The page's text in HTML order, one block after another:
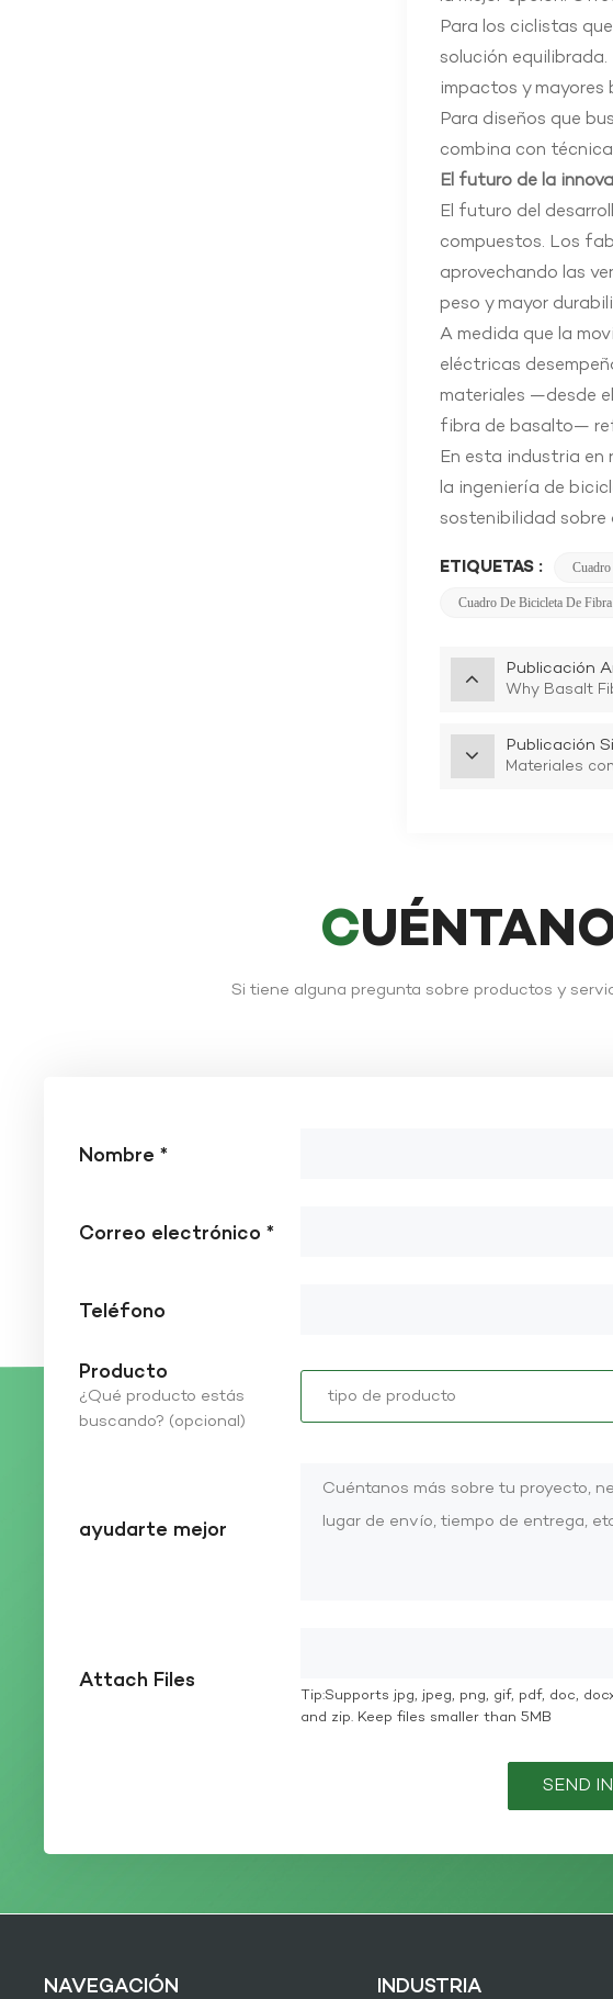
Para los ciclistas
solución
impactos y
Para diseños que
combina con
El futuro de la
El futuro del
compuestos. Los
aprovechando las
peso y mayor
A medida que la
eléctricas
materiales —desde
fibra de basalto—
En esta industria en
la ingeniería de
sostenibilidad sobre
ETIQUETAS :
Cuadro De Bicicleta De
Publicación
Why Basalt
Publicación
Materiales
Si tiene alguna pregunta sobre productos y
Nombre *
Correo electrónico *
Teléfono
Producto
¿Qué producto estás
buscando? (opcional)
ayudarte mejor
Attach Files
Tip:Supports jpg, jpeg, png, gif, pdf, doc,
and zip. Keep files smaller than 5MB
SEND
NAVEGACIÓN INDUSTRIA